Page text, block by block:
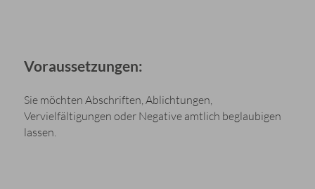
Voraussetzungen:
Sie möchten Abschriften, Ablichtungen,
Vervielfältigungen oder Negative amtlich beglaubigen
lassen.